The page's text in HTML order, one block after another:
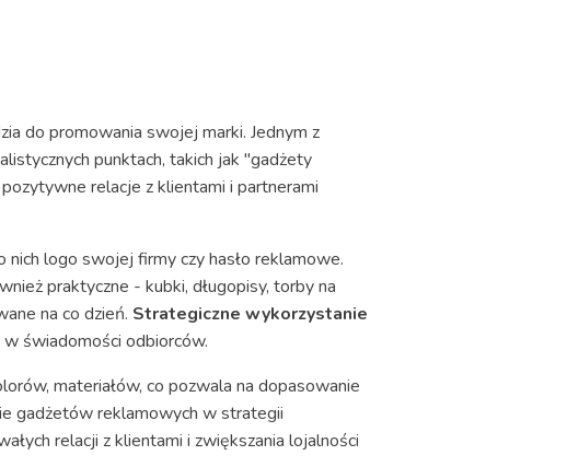
do promowania swojej marki. Jednym z
punktach, takich jak "gadżety
relacje z klientami i partnerami
logo swojej firmy czy hasło reklamowe.
praktyczne - kubki, długopisy, torby na
na co dzień. Strategiczne wykorzystanie
w świadomości odbiorców.
materiałów, co pozwala na dopasowanie
gadżetów reklamowych w strategii
relacji z klientami i zwiększania lojalności